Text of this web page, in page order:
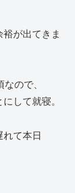
が出てきま
ので、
して就寝。
て本日